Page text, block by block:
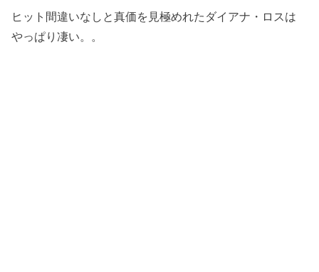
ヒット間違いなしと真価を見極めれたダイアナ・ロスは
やっぱり凄い。。